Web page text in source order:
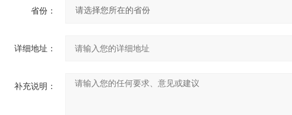
省份：
详细地址：
补充说明：